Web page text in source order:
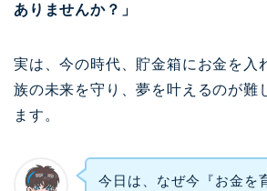
ありませんか？」
実は、今の時代、貯金箱にお金を入
族の未来を守り、夢を叶えるのが難
ます。
今日は、なぜ今『お金を